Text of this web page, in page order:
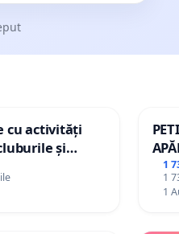
cu activități
și
1
1
1